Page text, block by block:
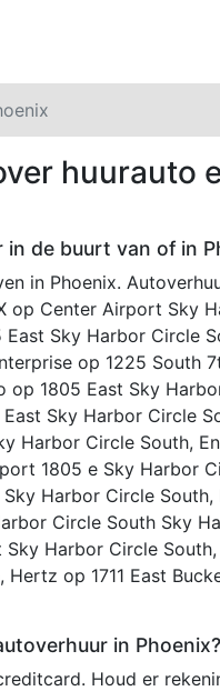
huurauto
de buurt van of in
in Phoenix.
op Center Airport Sky
Sky Harbor Circle
op 1225 South
op 1805 East Sky
Sky Harbor Circle
Harbor Circle South,
1805 e Sky Harbor
Harbor Circle
Circle South Sky
Harbor Circle
op 1711 East
in Phoenix?
Houd er